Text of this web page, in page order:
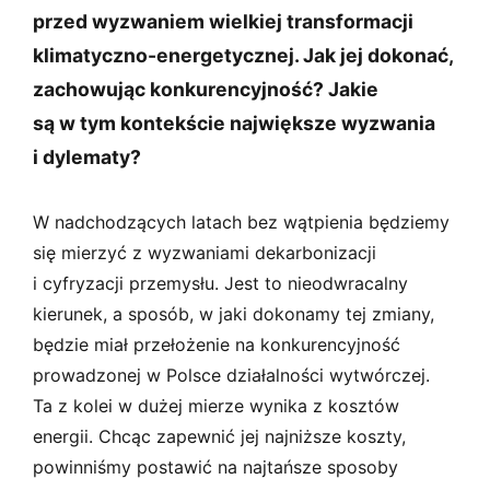
przed wyzwaniem wielkiej transformacji
klimatyczno-energetycznej. Jak jej dokonać,
zachowując konkurencyjność? Jakie
są w tym kontekście największe wyzwania
i dylematy?
W nadchodzących latach bez wątpienia będziemy
się mierzyć z wyzwaniami dekarbonizacji
i cyfryzacji przemysłu. Jest to nieodwracalny
kierunek, a sposób, w jaki dokonamy tej zmiany,
będzie miał przełożenie na konkurencyjność
prowadzonej w Polsce działalności wytwórczej.
Ta z kolei w dużej mierze wynika z kosztów
energii. Chcąc zapewnić jej najniższe koszty,
powinniśmy postawić na najtańsze sposoby